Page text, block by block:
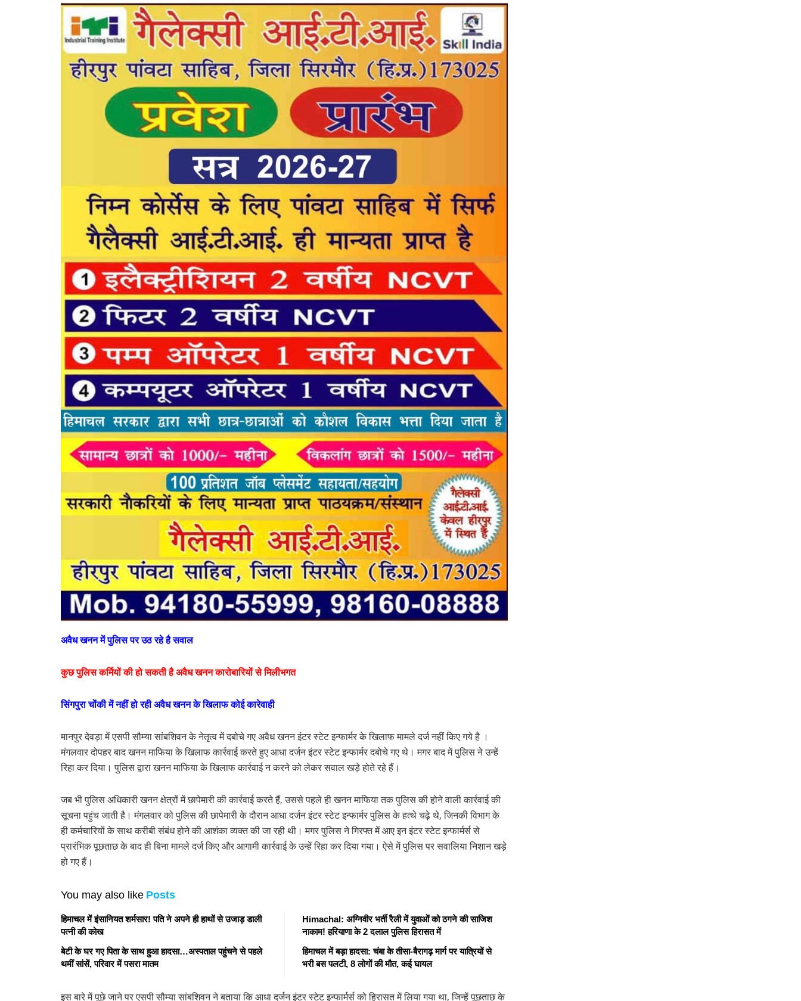
अवैध खनन में पुलिस पर उठ रहे है सवाल
कुछ पुलिस कर्मियों की हो सकती है अवैध खनन कारोबारियों से मिलीभगत
सिंगपुरा चोंकी में नहीं हो रहीअवैध खनन के खिलाफ कोई कारेवाही
मानपुर देवड़ा में एसपी सौम्या सांबशिवन के नेतृत्व में दबोचे गए अवैध खनन इंटर स्टेट इन्फार्मर के खिलाफ मामले दर्ज नहीं किए गये है ।
मंगलवार दोपहर बाद खनन माफिया के खिलाफ कार्रवाई करते हुए आधा दर्जन इंटर स्टेट इन्फार्मर दबोचे गए थे। मगर बाद में पुलिस ने उन्हें
रिहा कर दिया। पुलिस द्वारा खनन माफिया के खिलाफ कार्रवाई न करने को लेकर सवाल खड़े होते रहे हैं।
जब भी पुलिस अधिकारी खनन क्षेत्रों में छापेमारी की कार्रवाई करते हैं, उससे पहले ही खनन माफिया तक पुलिस की होने वाली कार्रवाई की
सूचना पहुंच जाती है। मंगलवार को पुलिस की छापेमारी के दौरान आधा दर्जन इंटर स्टेट इन्फार्मर पुलिस के हत्थे चढ़े थे, जिनकी विभाग के
ही कर्मचारियों के साथ करीबी संबंध होने की आशंका व्यक्त की जा रही थी। मगर पुलिस ने गिरफ्त में आए इन इंटर स्टेट इन्फार्मर्स से
प्रारंभिक पूछताछ के बाद ही बिना मामले दर्ज किए और आगामी कार्रवाई के उन्हें रिहा कर दिया गया। ऐसे में पुलिस पर सवालिया निशान खड़े
हो गए हैं।
You may also like Posts
हिमाचल में इंसानियत शर्मसार! पति ने अपने ही हाथों से उजाड़ डाली
पत्नी की कोख
बेटी के घर गए पिता के साथ हुआ हादसा…अस्पताल पहुंचने से पहले
थमीं सांसें, परिवार में पसरा मातम
Himachal: अग्निवीर भर्ती रैली में युवाओं को ठगने की साजिश
नाकाम! हरियाणा के 2 दलाल पुलिस हिरासत में
हिमाचल में बड़ा हादसा: चंबा के तीसा-बैरागढ़ मार्ग पर यात्रियों से
भरी बस पलटी, 8 लोगों की मौत, कई घायल
इस बारे में पूछे जाने पर एसपी सौम्या सांबशिवन ने बताया कि आधा दर्जन इंटर स्टेट इन्फार्मर्स को हिरासत में लिया गया था, जिन्हें पूछताछ के